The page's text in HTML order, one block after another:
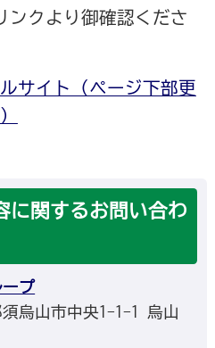
ンクより御確認くださ
サイト（ページ下部更
に関するお問い合わ
プ
烏山市中央1-1-1 烏山